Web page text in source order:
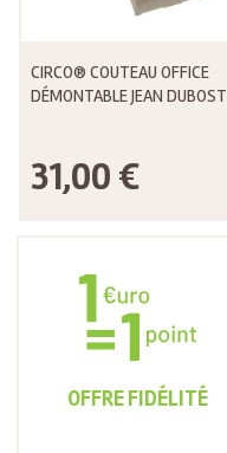
CIRCO® COUTEAU OFFICE
DÉMONTABLE JEAN DUBOST
31,00 €
OFFRE FIDÉLITÉ